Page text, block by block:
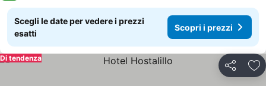
Scegli le date per vedere i prezzi
esatti
Scopri i prezzi
Condividi
Di tendenza